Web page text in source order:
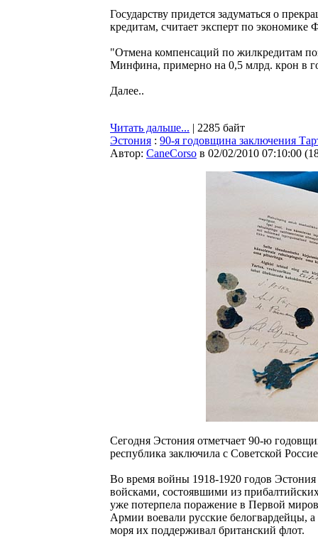
Государству придется задуматься о
кредитам, считает эксперт по
"Отмена компенсаций по жилкредитам
Минфина, примерно на 0,5 млрд. крон в
Далее..
Читать дальше... | 2285 байт
Эстония : 90-я годовщина заключения
Автор: CaneCorso в 02/02/2010 07:10:00 (
Сегодня Эстония отметчает 90-ю
республика заключила с Советской
Во время войны 1918-1920 годов
войсками, состоявшими из
уже потерпела поражение в Первой
Армии воевали русские белогвардейцы,
моря их поддерживал британский флот.